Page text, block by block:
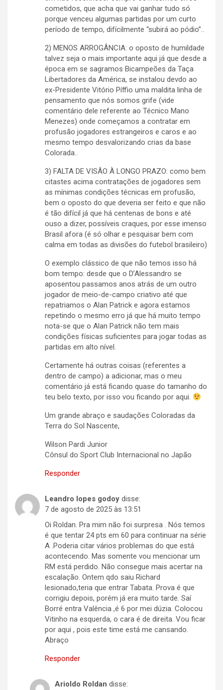
cometidos, que acha que vai ganhar tudo só
porque venceu algumas partidas por um curto
período de tempo, difícilmente “subirá ao pódio”..
2) MENOS ARROGÂNCIA: o oposto de humildade
talvez seja o mais importante aqui já que desde a
época em se sagramos Bicampeões da Taça
Libertadores da América, se instalou devdo ao
ex-Presidente Vitório Píffio uma maldita linha de
pensamento que nós somos grife (vide
comentário dele referente ao Técnico Mano
Menezes) onde começamos a contratar em
profusão jogadores estrangeiros e caros e ao
mesmo tempo desvalorizando crias da base
Colorada..
3) FALTA DE VISÂO À LONGO PRAZO: como bem
citastes acima contratações de jogadores sem
as mínimas condições técnicas em profusão,
bem o oposto do que deveria ser feito e que não
é tão difícil já que há centenas de bons e até
ouso a dizer, possíveis craques, por esse imenso
Brasil afora (é só olhar e pesquisar bem com
calma em todas as divisões do futebol brasileiro)
O exemplo clássico de que não temos isso há
bom tempo: desde que o D’Alessandro se
aposentou passamos anos atrás de um outro
jogador de meio-de-campo criativo até que
repatriamos o Alan Patrick e agora estamos
repetindo o mesmo erro já que há muito tempo
nota-se que o Alan Patrick não tem mais
condições físicas suficientes para jogar todas as
partidas em alto nível.
Certamente há outras coisas (referentes a
dentro de campo) a adicionar, mas o meu
comentário já está ficando quase do tamanho do
teu belo texto, por isso vou ficando por aqui.
Um grande abraço e saudações Coloradas da
Terra do Sol Nascente,
Wilson Pardi Junior
Cônsul do Sport Club Internacional no Japão
Responder
Leandro lopes godoy disse:
7 de agosto de 2025 às 13:51
Oi Roldan. Pra mim não foi surpresa . Nós temos
é que tentar 24 pts em 60 para continuar na série
A .Poderia citar vários problemas do que está
acontecendo. Mas somente vou mencionar um
RM está perdido. Não consegue mais acertar na
escalação. Ontem qdo saiu Richard
lesionado,teria que entrar Tabata. Prova é que
corrigiu depois, porém já era muito tarde. Saí
Borré entra Valência ,é 6 por mei dúzia. Colocou
Vitinho na esquerda, o cara é de direita. Vou ficar
por aqui , pois este time está me cansando.
Abraço
Responder
Arioldo Roldan disse: